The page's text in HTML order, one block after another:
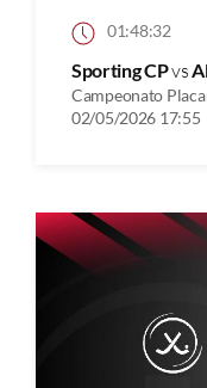
01:48:32
Sporting CPvs
Campeonato
02/05/2026 17:55